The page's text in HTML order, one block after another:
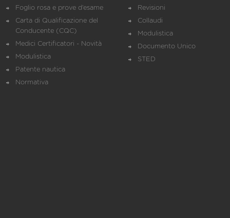
Foglio rosa e prove d’esame
Carta di Qualificazione del
Conducente (CQC)
Medici Certificatori - Novità
Modulistica
Patente nautica
Normativa
Revisioni
Collaudi
Modulistica
Documento Unico
STED